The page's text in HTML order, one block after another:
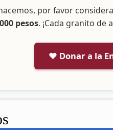
por favor
pesos. ¡Cada granito de
❤️ Donar a la